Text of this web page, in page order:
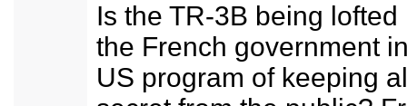
Is the TR-3B being
the French government
US program of keeping